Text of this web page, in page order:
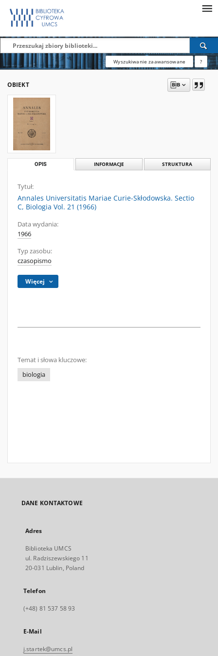
Wyszukiwanie zaawansowane ?
OBIEKT
OPIS INFORMACJE STRUKTURA
Tytuł:
Annales Universitatis Mariae Curie-Skłodowska. Sectio
C, Biologia Vol. 21 (1966)
Data wydania:
1966
Typ zasobu:
czasopismo
Więcej
Temat i słowa kluczowe:
biologia
DANE KONTAKTOWE
Adres
Biblioteka UMCS
ul. Radziszewskiego 11
20-031 Lublin, Poland
Telefon
(+48) 81 537 58 93
E-Mail
j.startek@umcs.pl